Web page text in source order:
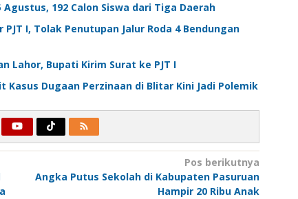
192 Calon Siswa dari Tiga Daerah
I, Tolak Penutupan Jalur Roda 4 Bendungan
Lahor, Bupati Kirim Surat ke PJT I
Dugaan Perzinaan di Blitar Kini Jadi Polemik
Pos berikutnya
Angka Putus Sekolah di Kabupaten Pasuruan
Hampir 20 Ribu Anak